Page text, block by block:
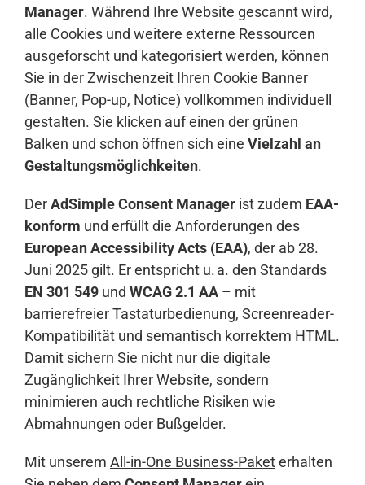
Manager. Während Ihre Website gescannt wird,
alle Cookies und weitere externe Ressourcen
ausgeforscht und kategorisiert werden, können
Sie in der Zwischenzeit Ihren Cookie Banner
(Banner, Pop-up, Notice) vollkommen individuell
gestalten. Sie klicken auf einen der grünen
Balken und schon öffnen sich eine Vielzahl an
Gestaltungsmöglichkeiten.
DerAdSimple Consent Manager ist zudem EAA-
konform und erfüllt die Anforderungen des
European Accessibility Acts (EAA), der ab 28.
Juni 2025 gilt. Er entspricht u. a. den Standards
EN 301 549 und WCAG 2.1 AA – mit
barrierefreier Tastaturbedienung, Screenreader-
Kompatibilität und semantisch korrektem HTML.
Damit sichern Sie nicht nur die digitale
Zugänglichkeit Ihrer Website, sondern
minimieren auch rechtliche Risiken wie
Abmahnungen oder Bußgelder.
Mit unserem All-in-One Business-Paketerhalten